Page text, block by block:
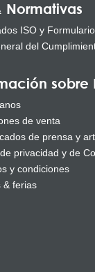
Normativas
ISO y
del
sobre
de venta
de prensa y
privacidad y de
y condiciones
& ferias